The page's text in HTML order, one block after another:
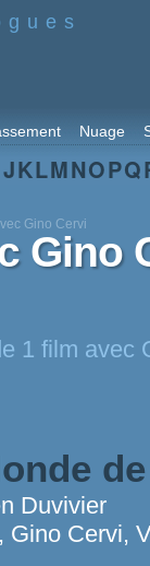
Nuage
JKLMNOPQ
Gino Cervi
Gino
1 film avec
Duvivier
Gino Cervi,